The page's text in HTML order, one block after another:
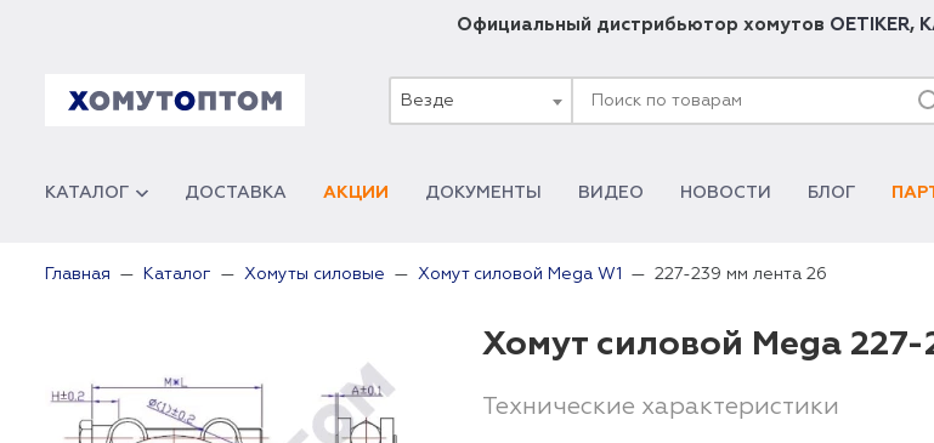
Официальный дистрибьютор хомутов OETIKER,
Везде
КАТАЛОГ ДОСТАВКА АКЦИИ ДОКУМЕНТЫ ВИДЕО НОВОСТИ БЛОГ
Главная Каталог Хомуты силовые Хомут силовой Mega W1 227-239 мм лента 26
Хомут силовой Mega
Технические характеристики